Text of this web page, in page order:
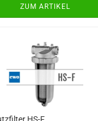
ZUM ARTIKEL